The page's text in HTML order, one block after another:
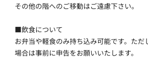
その他の階へのご移動はご遠慮下さい。
■飲食について
お弁当や軽食のみ持ち込み可能です。ただ
場合は事前に申告をお願いいたします。